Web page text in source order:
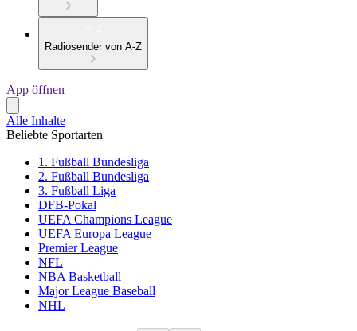
Radiosender von A-Z
App öffnen
Alle Inhalte
Beliebte Sportarten
1. Fußball Bundesliga
2. Fußball Bundesliga
3. Fußball Liga
DFB-Pokal
UEFA Champions League
UEFA Europa League
Premier League
NFL
NBA Basketball
Major League Baseball
NHL